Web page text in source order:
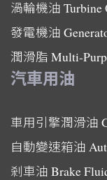
渦輪機油 Turbine
發電機油
潤滑脂 Multi-
汽車用油
車用引擎潤滑油
自動變速箱油
剎車油 Brake